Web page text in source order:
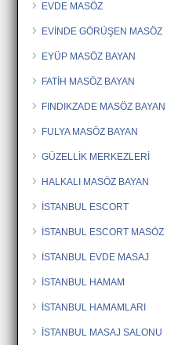
EVDE MASÖZ
EVİNDE GÖRÜŞEN MASÖZ
EYÜP MASÖZ BAYAN
FATİH MASÖZ BAYAN
FINDIKZADE MASÖZ BAYAN
FULYA MASÖZ BAYAN
GÜZELLİK MERKEZLERİ
HALKALI MASÖZ BAYAN
İSTANBUL ESCORT
İSTANBUL ESCORT MASÖZ
İSTANBUL EVDE MASAJ
İSTANBUL HAMAM
İSTANBUL HAMAMLARI
İSTANBUL MASAJ SALONU